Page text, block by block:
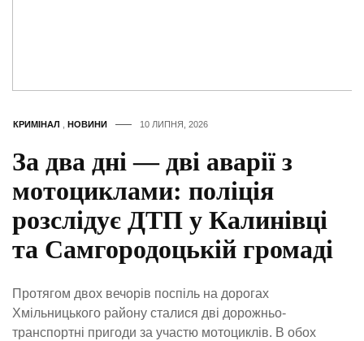
КРИМІНАЛ НОВИНИ 10 ЛИПНЯ, 2026
За два дні — дві аварії з
мотоциклами: поліція
розслідує ДТП у Калинівці
та Самгородоцькій громаді
Протягом двох вечорів поспіль на дорогах
Хмільницького району сталися дві дорожньо-
транспортні пригоди за участю мотоциклів. В обох